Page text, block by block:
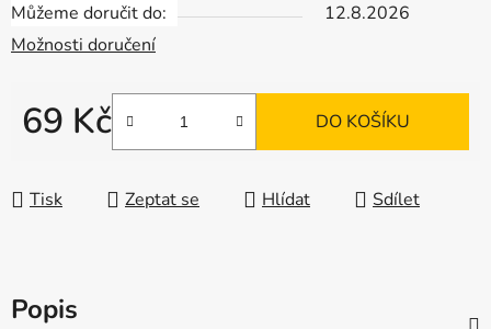
Můžeme doručit do:
12.8.2026
Možnosti doručení
69 Kč
Měrná cena:
DO KOŠÍKU
Tisk Zeptat se Hlídat Sdílet
Popis